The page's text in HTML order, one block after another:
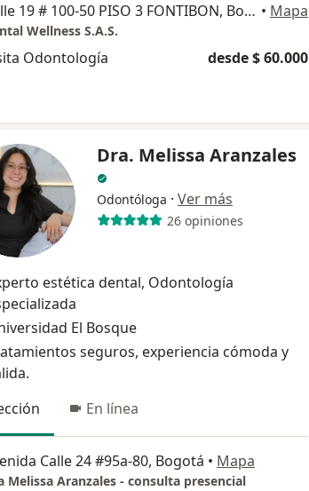
Calle 19 # 100-50 PISO 3 FONTIBON, Bogotá • Mapa
Wellness S.A.S.
Odontología desde $ 60.000
Dra. Melissa Aranzales
Odontóloga · Ver más
26 opiniones
estética dental, Odontología
El Bosque
seguros, experiencia cómoda y
En línea
Calle 24 #95a-80, Bogotá • Mapa
Melissa Aranzales - consulta presencial